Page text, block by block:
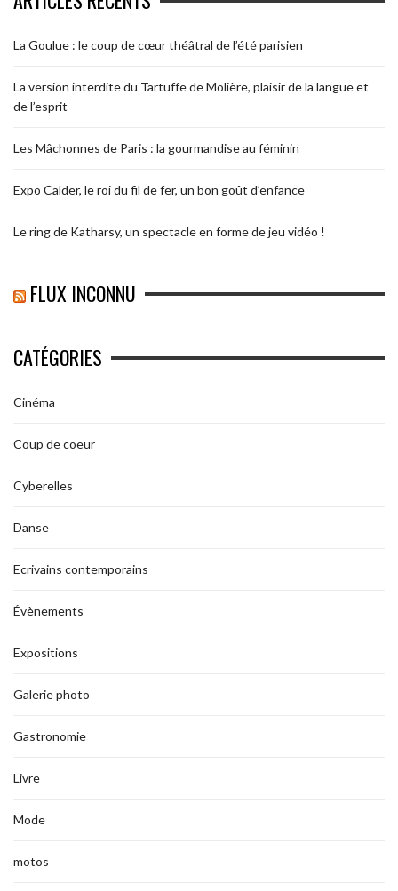
La Goulue : le coup de cœur théâtral de l’été parisien
La version interdite du Tartuffe de Molière, plaisir de la langue et
de l’esprit
Les Mâchonnes de Paris : la gourmandise au féminin
Expo Calder, le roi du fil de fer, un bon goût d’enfance
Le ring de Katharsy, un spectacle en forme de jeu vidéo !
FLUX INCONNU
CATÉGORIES
Cinéma
Coup de coeur
Cyberelles
Danse
Ecrivains contemporains
Évènements
Expositions
Galerie photo
Gastronomie
Livre
Mode
motos